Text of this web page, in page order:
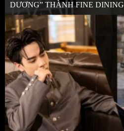
DƯƠNG” THÀNH FINE DINING